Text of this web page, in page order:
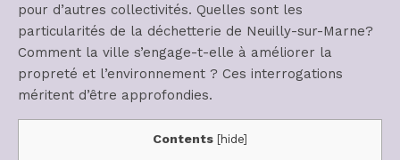
pour d’autres collectivités. Quelles sont les
particularités de la déchetterie de Neuilly-sur-Marne?
Comment la ville s’engage-t-elle à améliorer la
propreté et l’environnement ? Ces interrogations
méritent d’être approfondies.
Contents [hide]